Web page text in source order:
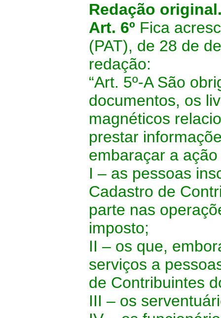
Redação
Art. 6º Fica
(PAT), de 28 de
redação:
“Art. 5º-A São
documentos, os
magnéticos
prestar
embaraçar a
I – as pessoas
Cadastro de
parte nas
imposto;
II – os que,
serviços a
de Contribuintes
III – os